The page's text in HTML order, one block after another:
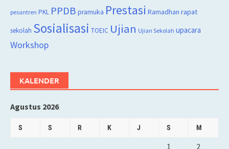
pesantren PKL PPDB pramuka Prestasi Ramadhan rapat
sekolah Sosialisasi TOEIC Ujian Ujian Sekolah upacara
Workshop
KALENDER
Agustus 2026
S S R K J S M
1
2